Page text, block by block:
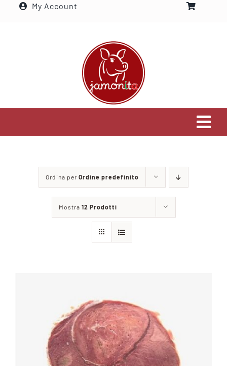
Salta
My Account
Settori che serviamo
Visita il nostro shop
Contattaci
Ordina per Ordine predefinito
Mostra 12 Prodotti